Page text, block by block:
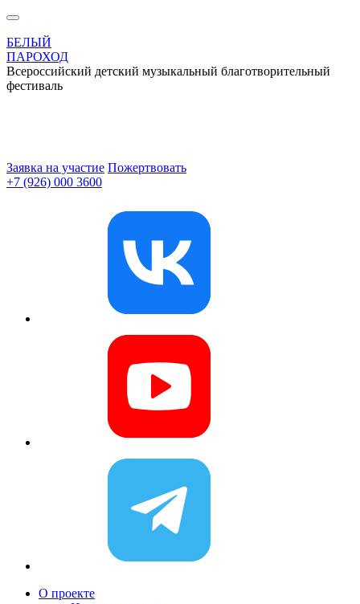
БЕЛЫЙ
ПАРОХОД
Всероссийский детский музыкальный благотворительный
фестиваль
Заявка на участие Пожертвовать
+7 (926) 000 3600
О проекте